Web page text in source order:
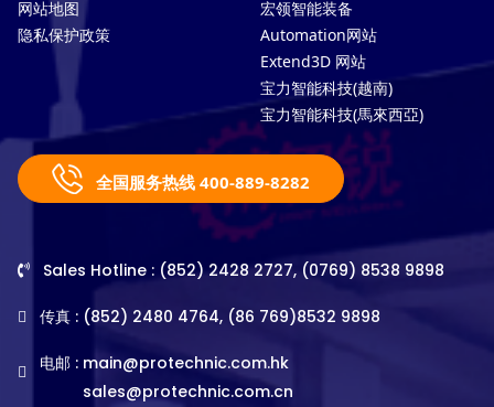
网站地图
隐私保护政策
宏领智能装备
Automation网站
Extend3D 网站
宝力智能科技(越南)
宝力智能科技(馬來西亞)
全国服务热线 400-889-8282
Sales Hotline : (852) 2428 2727, (0769) 8538 9898
传真 : (852) 2480 4764, (86 769)8532 9898
电邮 : main@protechnic.com.hk
sales@protechnic.com.cn